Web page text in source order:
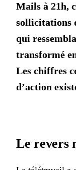
Mails à 21h,
sollicitations
qui
transformé
Les chiffres
d’action
Le revers